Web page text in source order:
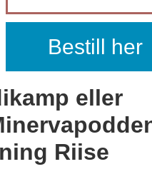
Bestill her
eller
Riise
PLUSS